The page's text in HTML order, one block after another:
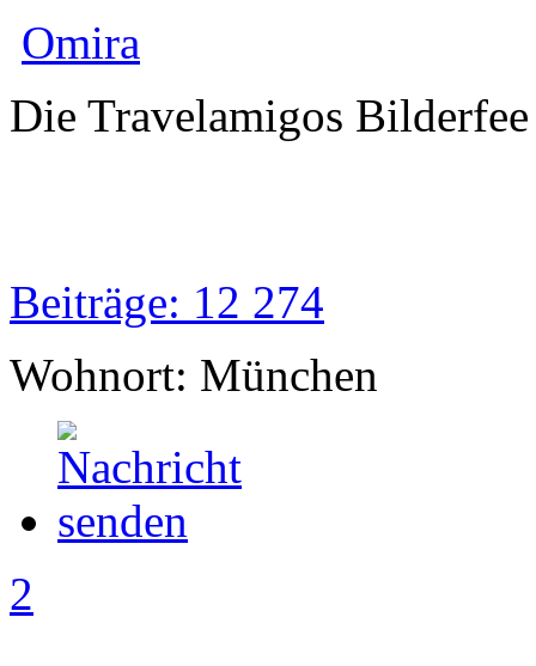
Omira
Die Travelamigos Bilderfee
Beiträge: 12 274
Wohnort: München
2